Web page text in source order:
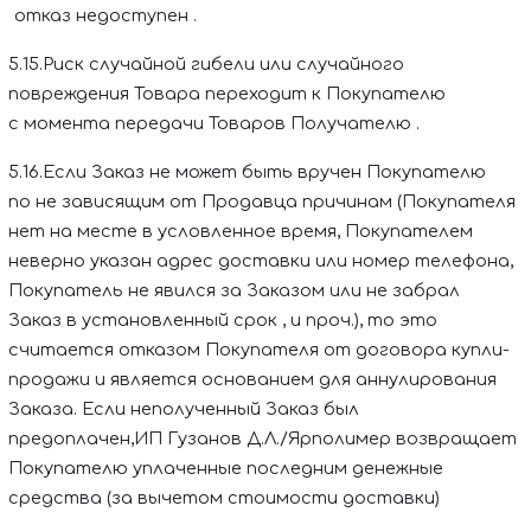
отказ недоступен .
5.15.Риск случайной гибели или случайного
повреждения Товара переходит к Покупателю
с момента передачи Товаров Получателю .
5.16.Если Заказ не может быть вручен Покупателю
по не зависящим от Продавца причинам (Покупателя
нет на месте в условленное время, Покупателем
неверно указан адрес доставки или номер телефона,
Покупатель не явился за Заказом или не забрал
Заказ в установленный срок , и проч.), то это
считается отказом Покупателя от договора купли-
продажи и является основанием для аннулирования
Заказа. Если неполученный Заказ был
предоплачен,ИП Гузанов Д.Л./Ярполимер возвращает
Покупателю уплаченные последним денежные
средства (за вычетом стоимости доставки)